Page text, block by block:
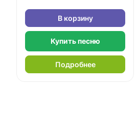
В корзину
Купить песню
Подробнее